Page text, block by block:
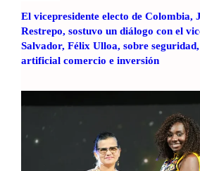
El vicepresidente electo de Colombia,
Restrepo, sostuvo un diálogo con el
Salvador, Félix Ulloa, sobre
artificial comercio e inversión